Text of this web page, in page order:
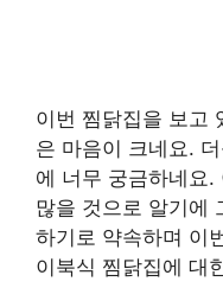
이번 찜닭집을 보고
은 마음이 크네요.
에 너무 궁금하네요.
많을 것으로 알기에
하기로 약속하며 이
이북식 찜닭집에 대